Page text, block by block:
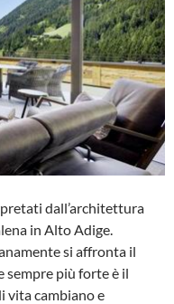
dall’architettura
in Alto Adige.
si affronta il
sempre più forte è il
vita cambiano e